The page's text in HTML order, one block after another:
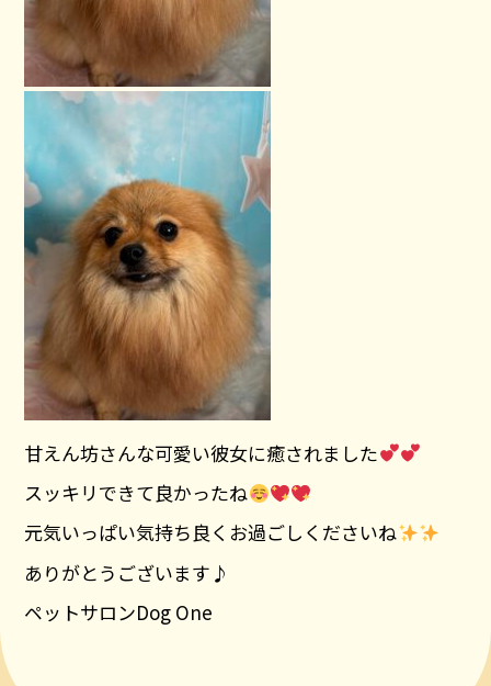
甘えん坊さんな可愛い彼女に癒されました
スッキリできて良かったね
元気いっぱい気持ち良くお過ごしくださいね
ありがとうございます♪
ペットサロンDog One